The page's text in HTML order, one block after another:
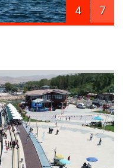
4 7